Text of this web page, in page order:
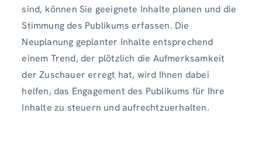
sind, können Sie geeignete Inhalte planen und die
Stimmung des Publikums erfassen. Die
Neuplanung geplanter Inhalte entsprechend
einem Trend, der plötzlich die Aufmerksamkeit
der Zuschauer erregt hat, wird Ihnen dabei
helfen, das Engagement des Publikums für Ihre
Inhalte zu steuern und aufrechtzuerhalten.